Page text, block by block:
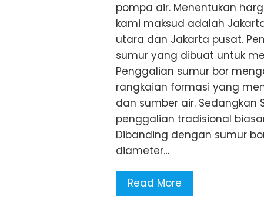
pompa air. Menentukan
kami maksud adalah
utara dan Jakarta pusat.
sumur yang dibuat untuk
Penggalian sumur bor
rangkaian formasi yang
dan sumber air. Sedangkan
penggalian tradisional
Dibanding dengan sumur
diameter…
Read More